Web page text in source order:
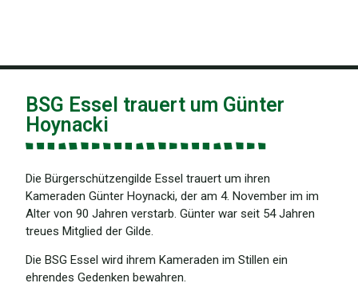
BSG Essel trauert um Günter
Hoynacki
Die Bürgerschützengilde Essel trauert um ihren
Kameraden Günter Hoynacki, der am 4. November im im
Alter von 90 Jahren verstarb. Günter war seit 54 Jahren
treues Mitglied der Gilde.
Die BSG Essel wird ihrem Kameraden im Stillen ein
ehrendes Gedenken bewahren.